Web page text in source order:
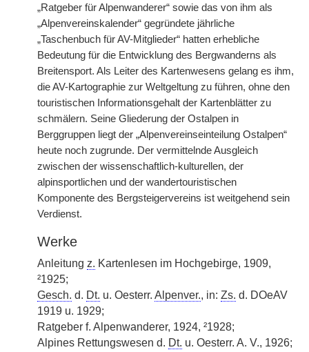
„Ratgeber für Alpenwanderer“ sowie das von ihm als
„Alpenvereinskalender“ gegründete jährliche
„Taschenbuch für AV-Mitglieder“ hatten erhebliche
Bedeutung für die Entwicklung des Bergwanderns als
Breitensport. Als Leiter des Kartenwesens gelang es ihm,
die AV-Kartographie zur Weltgeltung zu führen, ohne den
touristischen Informationsgehalt der Kartenblätter zu
schmälern. Seine Gliederung der Ostalpen in
Berggruppen liegt der „Alpenvereinseinteilung Ostalpen“
heute noch zugrunde. Der vermittelnde Ausgleich
zwischen der wissenschaftlich-kulturellen, der
alpinsportlichen und der wandertouristischen
Komponente des Bergsteigervereins ist weitgehend sein
Verdienst.
Werke
Anleitung z. Kartenlesen im Hochgebirge, 1909,
²1925;
Gesch. d. Dt. u. Oesterr. Alpenver., in: Zs. d. DOeAV
1919 u. 1929;
Ratgeber f. Alpenwanderer, 1924, ²1928;
Alpines Rettungswesen d. Dt. u. Oesterr. A. V., 1926;